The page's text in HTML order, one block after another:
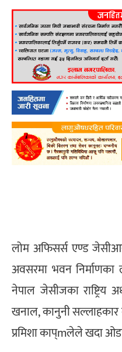
लोम अफिसर्स एण्ड
अवसरमा भवन निर्माणका
नेपाल जेसीजका
खनाल, कानुनी सल्लाहकार
प्रमिशा काप्mलेले खदा